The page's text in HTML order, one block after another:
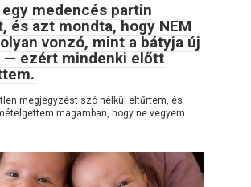
medencés partin
és azt mondta, hogy NEM
olyan vonzó, mint a bátyja új
— ezért mindenki előtt
megjegyzést szó nélkül eltűrtem, és
magamban, hogy ne vegyem